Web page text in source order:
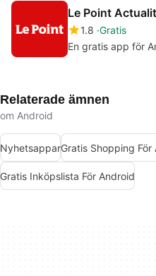
Le Point
1.8 Gratis
En gratis app för
Relaterade ämnen
om Android
NyhetsapparGratis Shopping För
Gratis Inköpslista För Android